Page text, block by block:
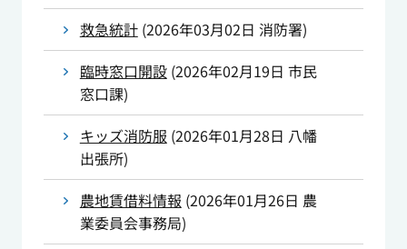
救急統計(2026年03月02日 消防署)
臨時窓口開設(2026年02月19日 市民
窓口課)
キッズ消防服 (2026年01月28日 八幡
出張所)
農地賃借料情報 (2026年01月26日 農
業委員会事務局)